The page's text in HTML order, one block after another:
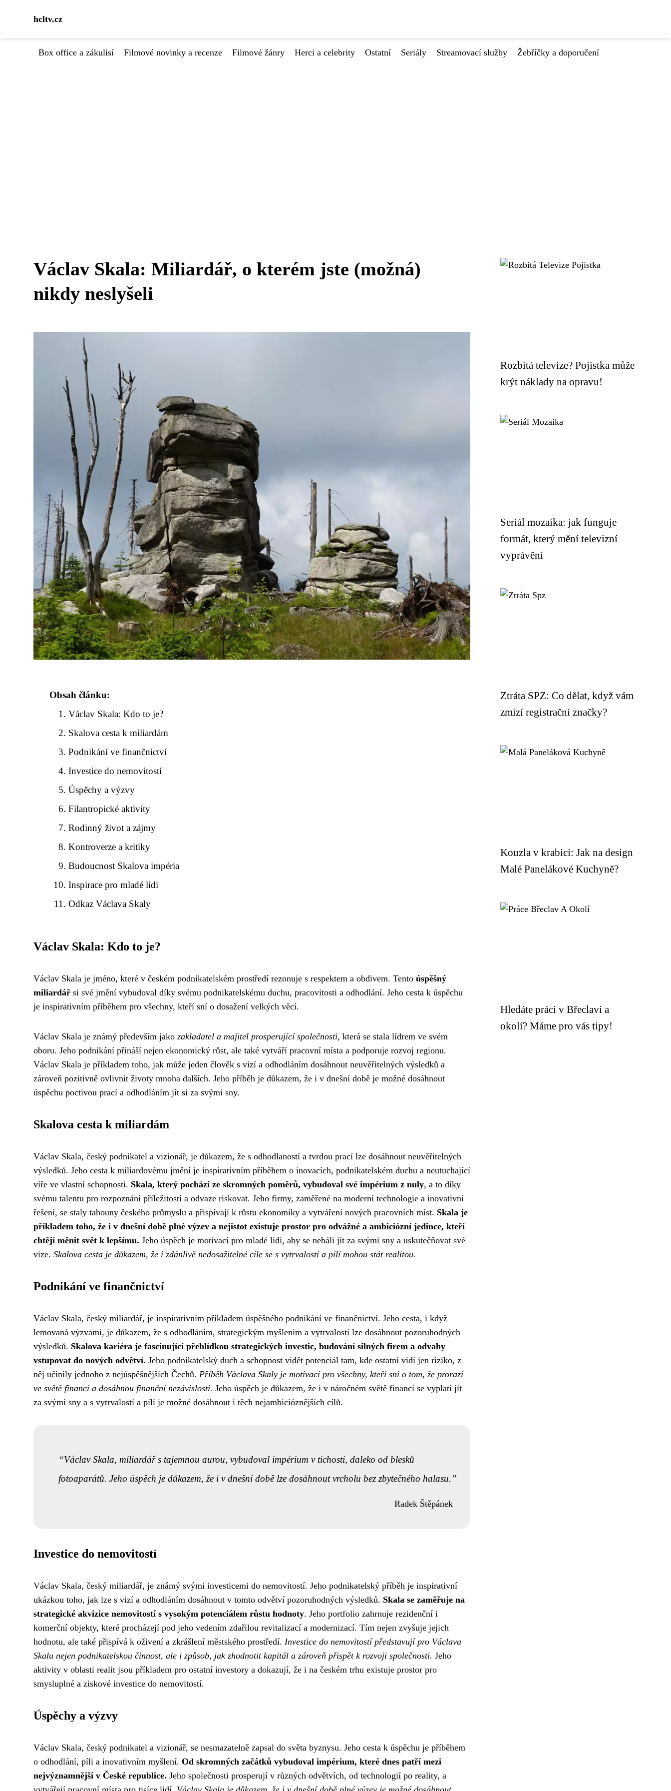
hcltv.cz
Box office a zákulisí Filmové novinky a recenze Filmové žánry Herci a celebrity Ostatní Seriály Streamovací služby Žebříčky a doporučení
Václav Skala: Miliardář, o kterém jste (možná)
nikdy neslyšeli
Obsah článku:
Václav Skala: Kdo to je?
Skalova cesta k miliardám
Podnikání ve finančnictví
Investice do nemovitostí
Úspěchy a výzvy
Filantropické aktivity
Rodinný život a zájmy
Kontroverze a kritiky
Budoucnost Skalova impéria
Inspirace pro mladé lidi
Odkaz Václava Skaly
Václav Skala: Kdo to je?
Václav Skala je jméno, které v českém podnikatelském prostředí rezonuje s respektem a obdivem. Tento úspěšný
miliardář si své jmění vybudoval díky svému podnikatelskému duchu, pracovitosti a odhodlání. Jeho cesta k úspěchu
je inspirativním příběhem pro všechny, kteří sní o dosažení velkých věcí.
Václav Skala je známý především jako zakladatel a majitel prosperující společnosti, která se stala lídrem ve svém
oboru. Jeho podnikání přináší nejen ekonomický růst, ale také vytváří pracovní místa a podporuje rozvoj regionu.
Václav Skala je příkladem toho, jak může jeden člověk s vizí a odhodláním dosáhnout neuvěřitelných výsledků a
zároveň pozitivně ovlivnit životy mnoha dalších. Jeho příběh je důkazem, že i v dnešní době je možné dosáhnout
úspěchu poctivou prací a odhodláním jít si za svými sny.
Skalova cesta k miliardám
Václav Skala, český podnikatel a vizionář, je důkazem, že s odhodlaností a tvrdou prací lze dosáhnout neuvěřitelných
výsledků. Jeho cesta k miliardovému jmění je inspirativním příběhem o inovacích, podnikatelském duchu a neutuchající
víře ve vlastní schopnosti. Skala, který pochází ze skromných poměrů, vybudoval své impérium z nuly, a to díky
svému talentu pro rozpoznání příležitostí a odvaze riskovat. Jeho firmy, zaměřené na moderní technologie a inovativní
řešení, se staly tahouny českého průmyslu a přispívají k růstu ekonomiky a vytváření nových pracovních míst. Skala je
příkladem toho, že i v dnešní době plné výzev a nejistot existuje prostor pro odvážné a ambiciózní jedince, kteří
chtějí měnit svět k lepšímu. Jeho úspěch je motivací pro mladé lidi, aby se nebáli jít za svými sny a uskutečňovat své
vize. Skalova cesta je důkazem, že i zdánlivě nedosažitelné cíle se s vytrvalostí a pílí mohou stát realitou.
Podnikání ve finančnictví
Václav Skala, český miliardář, je inspirativním příkladem úspěšného podnikání ve finančnictví. Jeho cesta, i když
lemovaná výzvami, je důkazem, že s odhodláním, strategickým myšlením a vytrvalostí lze dosáhnout pozoruhodných
výsledků. Skalova kariéra je fascinující přehlídkou strategických investic, budování silných firem a odvahy
vstupovat do nových odvětví. Jeho podnikatelský duch a schopnost vidět potenciál tam, kde ostatní vidí jen riziko, z
něj učinily jednoho z nejúspěšnějších Čechů. Příběh Václava Skaly je motivací pro všechny, kteří sní o tom, že prorazí
ve světě financí a dosáhnou finanční nezávislosti. Jeho úspěch je důkazem, že i v náročném světě financí se vyplatí jít
za svými sny a s vytrvalostí a pílí je možné dosáhnout i těch nejambicióznějších cílů.
Václav Skala, miliardář s tajemnou aurou, vybudoval impérium v tichosti, daleko od blesků
fotoaparátů. Jeho úspěch je důkazem, že i v dnešní době lze dosáhnout vrcholu bez zbytečného halasu.
Radek Štěpánek
Investice do nemovitostí
Václav Skala, český miliardář, je známý svými investicemi do nemovitostí. Jeho podnikatelský příběh je inspirativní
ukázkou toho, jak lze s vizí a odhodláním dosáhnout v tomto odvětví pozoruhodných výsledků. Skala se zaměřuje na
strategické akvizice nemovitostí s vysokým potenciálem růstu hodnoty. Jeho portfolio zahrnuje rezidenční i
komerční objekty, které procházejí pod jeho vedením zdařilou revitalizací a modernizací. Tím nejen zvyšuje jejich
hodnotu, ale také přispívá k oživení a zkrášlení městského prostředí. Investice do nemovitostí představují pro Václava
Skalu nejen podnikatelskou činnost, ale i způsob, jak zhodnotit kapitál a zároveň přispět k rozvoji společnosti. Jeho
aktivity v oblasti realit jsou příkladem pro ostatní investory a dokazují, že i na českém trhu existuje prostor pro
smysluplné a ziskové investice do nemovitostí.
Úspěchy a výzvy
Václav Skala, český podnikatel a vizionář, se nesmazatelně zapsal do světa byznysu. Jeho cesta k úspěchu je příběhem
o odhodlání, píli a inovativním myšlení. Od skromných začátků vybudoval impérium, které dnes patří mezi
nejvýznamnější v České republice. Jeho společnosti prosperují v různých odvětvích, od technologií po reality, a
Rozbitá televize? Pojistka může
krýt náklady na opravu!
Seriál mozaika: jak funguje
formát, který mění televizní
vyprávění
Ztráta SPZ: Co dělat, když vám
zmizí registrační značky?
Kouzla v krabici: Jak na design
Malé Panelákové Kuchyně?
Hledáte práci v Břeclavi a
okolí? Máme pro vás tipy!